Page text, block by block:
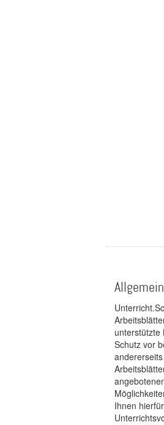
unterstützte
Schutz vor
Ihnen